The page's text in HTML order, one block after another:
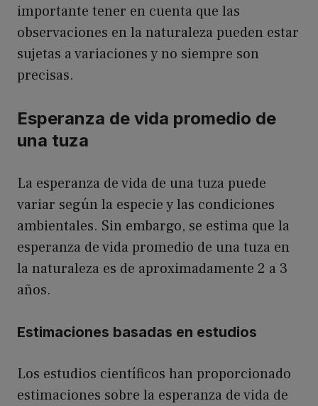
importante tener en cuenta que las
observaciones en la naturaleza pueden estar
sujetas a variaciones y no siempre son
precisas.
Esperanza de vida promedio de
una tuza
La esperanza de vida de una tuza puede
variar según la especie y las condiciones
ambientales. Sin embargo, se estima que la
esperanza de vida promedio de una tuza en
la naturaleza es de aproximadamente 2 a 3
años.
Estimaciones basadas en estudios
Los estudios científicos han proporcionado
estimaciones sobre la esperanza de vida de